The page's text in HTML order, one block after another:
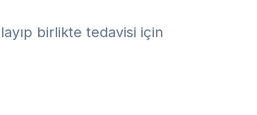
birlikte tedavisi için